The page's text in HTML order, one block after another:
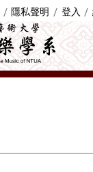
隱私聲明 登入